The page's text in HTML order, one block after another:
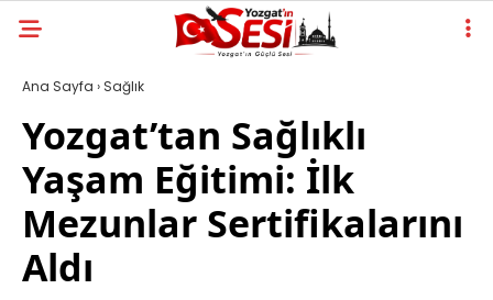
Ana Sayfa › Sağlık
Yozgat’tan Sağlıklı
Yaşam Eğitimi: İlk
Mezunlar Sertifikalarını
Aldı